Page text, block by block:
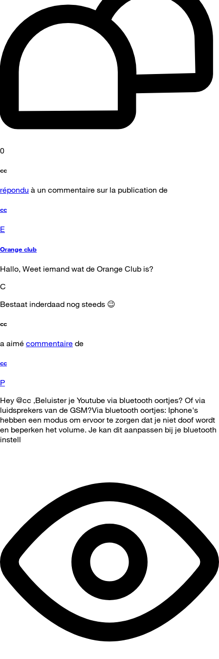
0
cc
répondu à un commentaire sur la publication de
cc
E
Orange club
Hallo, Weet iemand wat de Orange Club is?
C
Bestaat inderdaad nog steeds 😉
cc
a aimé commentaire de
cc
P
Hey @cc ,Beluister je Youtube via bluetooth oortjes? Of via
luidsprekers van de GSM?Via bluetooth oortjes: Iphone's
hebben een modus om ervoor te zorgen dat je niet doof wordt
en beperken het volume. Je kan dit aanpassen bij je bluetooth
instell